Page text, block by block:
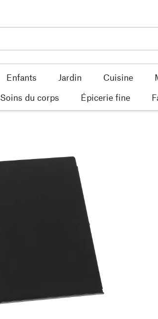
Enfants Jardin Cuisine
Soins du corps Épicerie fine